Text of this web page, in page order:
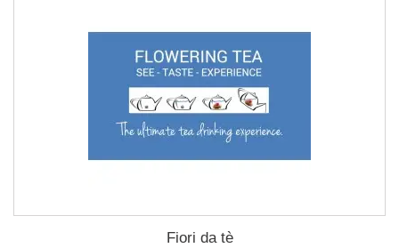
Fiori da tè